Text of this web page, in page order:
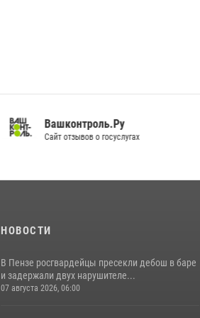
Вашконтроль.Ру
Сайт отзывов о госуслугах
НОВОСТИ
В Пензе росгвардейцы пресекли дебош в баре
и задержали двух нарушителе...
07 августа 2026, 06:00